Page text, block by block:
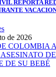
REPORTA
de 2026